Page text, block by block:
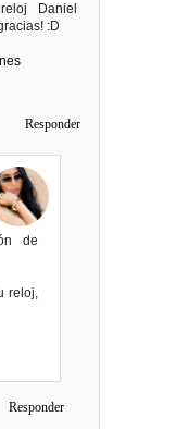
Daniel
:D
Responder
de
reloj,
Responder